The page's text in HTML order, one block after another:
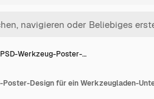
PSD-Werkzeug-Poster-…